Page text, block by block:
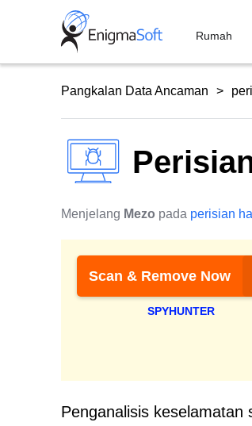
Rumah
Pangkalan Data Ancaman
Menjelang Mezo pada perisian
Scan & Remove Now
SPYHUNTER
Penganalisis